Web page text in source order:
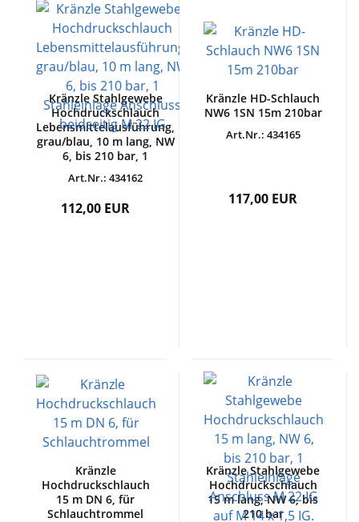
Kränzle Stahlgewebe
Hochdruckschlauch
Lebensmittelausführung,
grau/blau, 10 m lang, NW
6, bis 210 bar, 1
beidseitig M 22 IG
Art.Nr.: 434162
112,00 EUR
Kränzle HD-Schlauch
NW6 1SN 15m 210bar
Art.Nr.: 434165
117,00 EUR
Kränzle
Hochdruckschlauch
15 m DN 6, für
Schlauchtrommel
Kränzle Stahlgewebe
Hochdruckschlauch
15 m lang, NW 6, bis
210 bar